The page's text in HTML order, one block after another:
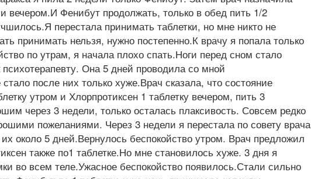
вечером.И Фенибут продолжать, только в обед пить 1/2
перестала принимать таблетки, но мне никто не
принимать нельзя, нужно постепенно.К врачу я попала только
по утрам, я начала плохо спать.Ноги перед сном стало
Она 5 дней проводила со мной
после них только хуже.Врач сказала, что состояние
утром и Хлорпротиксен 1 таблетку вечером, пить 3
через 3 недели, только осталась плаксивость. Совсем редко
пожеланиями. Через 3 недели я перестала по совету врача
около 5 дней.Вернулось беспокойство утром. Врач предложил
также по1 таблетке.Но мне становилось хуже. 3 дня я
во всем теле.Ужасное беспокойство появилось.Стали сильно